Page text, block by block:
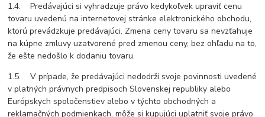
1.4. Predávajúci si vyhradzuje právo kedykoľvek upraviť cenu
tovaru uvedenú na internetovej stránke elektronického obchodu,
ktorú prevádzkuje predávajúci. Zmena ceny tovaru sa nevzťahuje
na kúpne zmluvy uzatvorené pred zmenou ceny, bez ohľadu na to,
že ešte nedošlo k dodaniu tovaru.
1.5. V prípade, že predávajúci nedodrží svoje povinnosti uvedené
v platných právnych predpisoch Slovenskej republiky alebo
Európskych spoločenstiev alebo v týchto obchodných a
reklamačných podmienkach, môže si kupujúci uplatniť svoje právo